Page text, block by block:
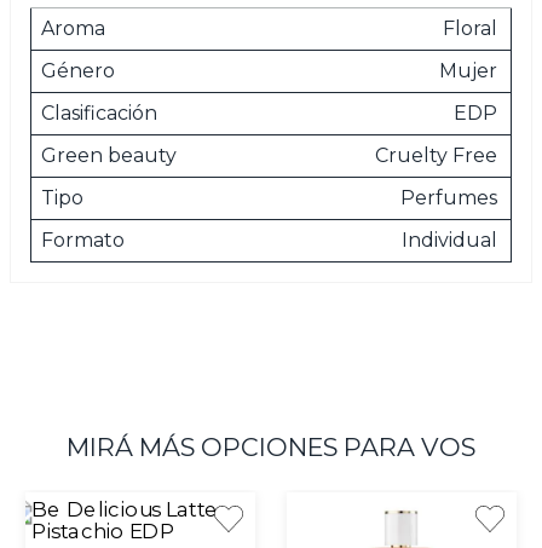
monocromos y sus líneas elegantes.
Las imágenes son meramente ilustrativas.
Aroma
Floral
Género
Mujer
Clasificación
EDP
Green beauty
Cruelty Free
Tipo
Perfumes
Formato
Individual
MIRÁ MÁS OPCIONES PARA VOS